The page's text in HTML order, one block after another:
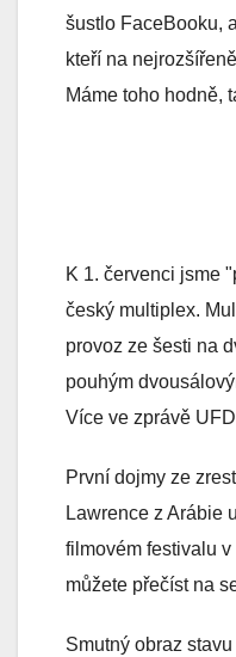
šustlo FaceBooku,
kteří na
Máme toho hodně,
K 1. červenci jsme
český multiplex.
provoz ze šesti na
pouhým
Více ve zprávě UFD
První dojmy ze
Lawrence z Arábie
filmovém festivalu
můžete přečíst na
Smutný obraz